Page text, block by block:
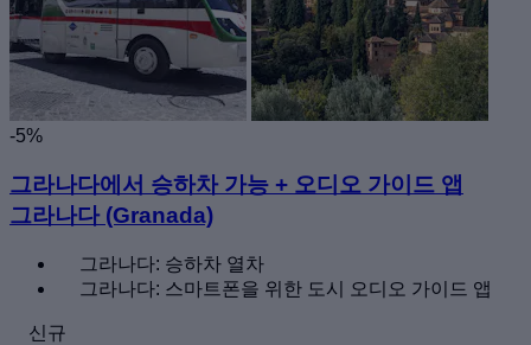
-5%
그라나다에서 승하차 가능 + 오디오 가이드 앱
그라나다 (Granada)
그라나다: 승하차 열차
그라나다: 스마트폰을 위한 도시 오디오 가이드 앱
신규